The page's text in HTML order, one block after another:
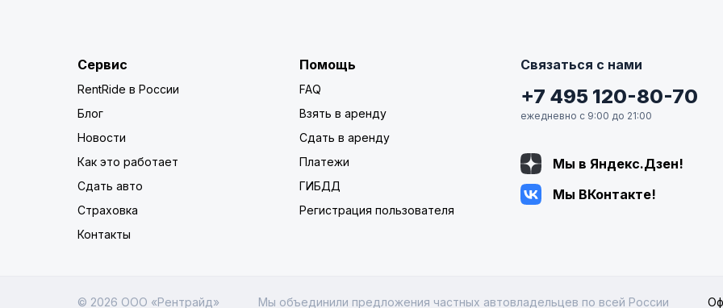
Сервис
RentRide в России
Блог
Новости
Как это работает
Сдать авто
Страховка
Контакты
Помощь
FAQ
Взять в аренду
Сдать в аренду
Платежи
ГИБДД
Регистрация пользователя
Связаться с нами
+7 495 120-80-70
ежедневно с 9:00 до 21:00
Мы в Яндекс.Дзен!
Мы ВКонтакте!
© 2026 ООО «Рентрайд» Мы объединили предложения частных автовладельцев по всей России